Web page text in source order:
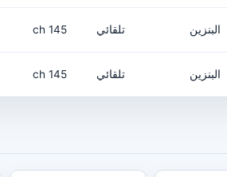
البنزين تلقائي 145 ch
البنزين تلقائي 145 ch